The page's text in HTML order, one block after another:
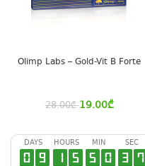
Olimp Labs – Gold-Vit B Forte
28.00₾ 19.00₾
DAYS
0 9
HOURS
1 5
MIN
5 0
SEC
3 6